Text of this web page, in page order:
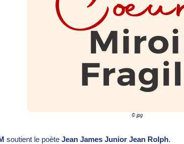
© jpg
soutient le poète Jean James Junior Jean Rolph.